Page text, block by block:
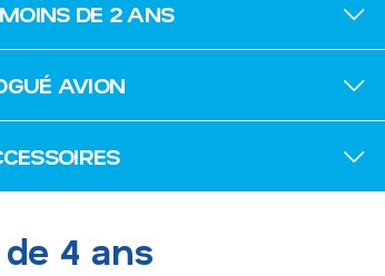
DE 2 ANS
AVION
4 ans